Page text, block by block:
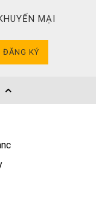
MẠI
ĐĂNG KÝ